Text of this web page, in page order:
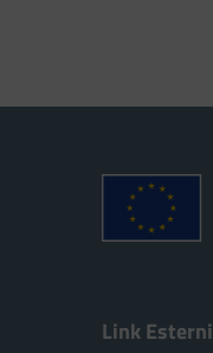
Link Esterni